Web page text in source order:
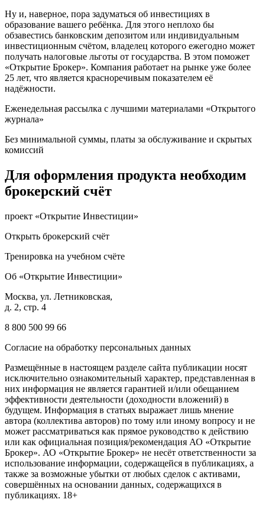
Ну и, наверное, пора задуматься об инвестициях в
образование вашего ребёнка. Для этого неплохо бы
обзавестись банковским депозитом или индивидуальным
инвестиционным счётом, владелец которого ежегодно может
получать налоговые льготы от государства. В этом поможет
«Открытие Брокер». Компания работает на рынке уже более
25 лет, что является красноречивым показателем её
надёжности.
Еженедельная рассылка с лучшими материалами «Открытого
журнала»
Без минимальной суммы, платы за обслуживание и скрытых
комиссий
Для оформления продукта необходим
брокерский счёт
проект «Открытие Инвестиции»
Открыть брокерский счёт
Тренировка на учебном счёте
Об «Открытие Инвестиции»
Москва, ул. Летниковская,
д. 2, стр. 4
8 800 500 99 66
Согласие на обработку персональных данных
Размещённые в настоящем разделе сайта публикации носят
исключительно ознакомительный характер, представленная в
них информация не является гарантией и/или обещанием
эффективности деятельности (доходности вложений) в
будущем. Информация в статьях выражает лишь мнение
автора (коллектива авторов) по тому или иному вопросу и не
может рассматриваться как прямое руководство к действию
или как официальная позиция/рекомендация АО «Открытие
Брокер». АО «Открытие Брокер» не несёт ответственности за
использование информации, содержащейся в публикациях, а
также за возможные убытки от любых сделок с активами,
совершённых на основании данных, содержащихся в
публикациях. 18+